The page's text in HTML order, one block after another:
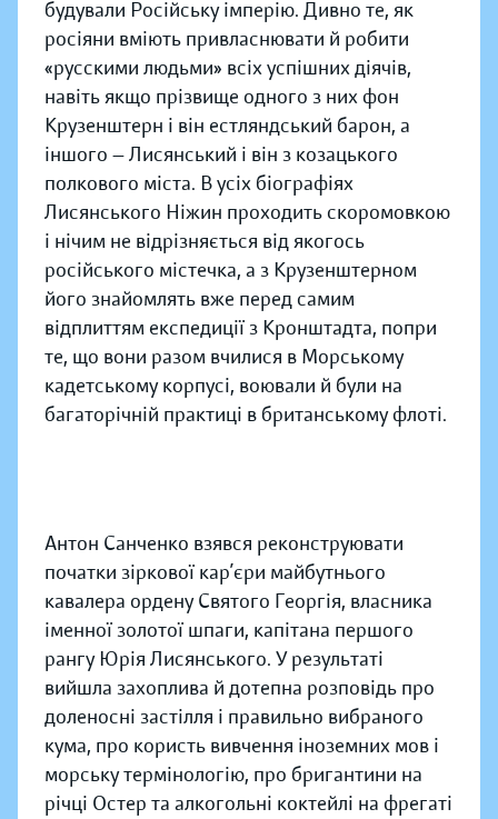
будували Російську імперію. Дивно те, як
росіяни вміють привласнювати й робити
«русскими людьми» всіх успішних діячів,
навіть якщо прізвище одного з них фон
Крузенштерн і він естляндський барон, а
іншого — Лисянський і він з козацького
полкового міста. В усіх біографіях
Лисянського Ніжин проходить скоромовкою
і нічим не відрізняється від якогось
російського містечка, а з Крузенштерном
його знайомлять вже перед самим
відплиттям експедиції з Кронштадта, попри
те, що вони разом вчилися в Морському
кадетському корпусі, воювали й були на
багаторічній практиці в британському флоті.
Антон Санченко взявся реконструювати
початки зіркової кар’єри майбутнього
кавалера ордену Святого Георгія, власника
іменної золотої шпаги, капітана першого
рангу Юрія Лисянського. У результаті
вийшла захоплива й дотепна розповідь про
доленосні застілля і правильно вибраного
кума, про користь вивчення іноземних мов і
морську термінологію, про бригантини на
річці Остер та алкогольні коктейлі на фрегаті